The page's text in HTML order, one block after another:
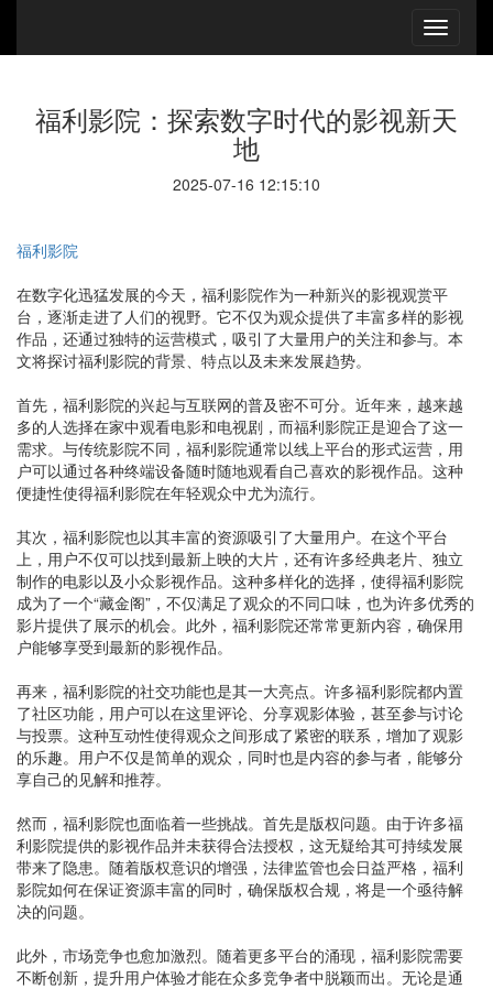
福利影院：探索数字时代的影视新天
地
2025-07-16 12:15:10
福利影院
在数字化迅猛发展的今天，福利影院作为一种新兴的影视观赏平
台，逐渐走进了人们的视野。它不仅为观众提供了丰富多样的影视
作品，还通过独特的运营模式，吸引了大量用户的关注和参与。本
文将探讨福利影院的背景、特点以及未来发展趋势。
首先，福利影院的兴起与互联网的普及密不可分。近年来，越来越
多的人选择在家中观看电影和电视剧，而福利影院正是迎合了这一
需求。与传统影院不同，福利影院通常以线上平台的形式运营，用
户可以通过各种终端设备随时随地观看自己喜欢的影视作品。这种
便捷性使得福利影院在年轻观众中尤为流行。
其次，福利影院也以其丰富的资源吸引了大量用户。在这个平台
上，用户不仅可以找到最新上映的大片，还有许多经典老片、独立
制作的电影以及小众影视作品。这种多样化的选择，使得福利影院
成为了一个“藏金阁”，不仅满足了观众的不同口味，也为许多优秀的
影片提供了展示的机会。此外，福利影院还常常更新内容，确保用
户能够享受到最新的影视作品。
再来，福利影院的社交功能也是其一大亮点。许多福利影院都内置
了社区功能，用户可以在这里评论、分享观影体验，甚至参与讨论
与投票。这种互动性使得观众之间形成了紧密的联系，增加了观影
的乐趣。用户不仅是简单的观众，同时也是内容的参与者，能够分
享自己的见解和推荐。
然而，福利影院也面临着一些挑战。首先是版权问题。由于许多福
利影院提供的影视作品并未获得合法授权，这无疑给其可持续发展
带来了隐患。随着版权意识的增强，法律监管也会日益严格，福利
影院如何在保证资源丰富的同时，确保版权合规，将是一个亟待解
决的问题。
此外，市场竞争也愈加激烈。随着更多平台的涌现，福利影院需要
不断创新，提升用户体验才能在众多竞争者中脱颖而出。无论是通